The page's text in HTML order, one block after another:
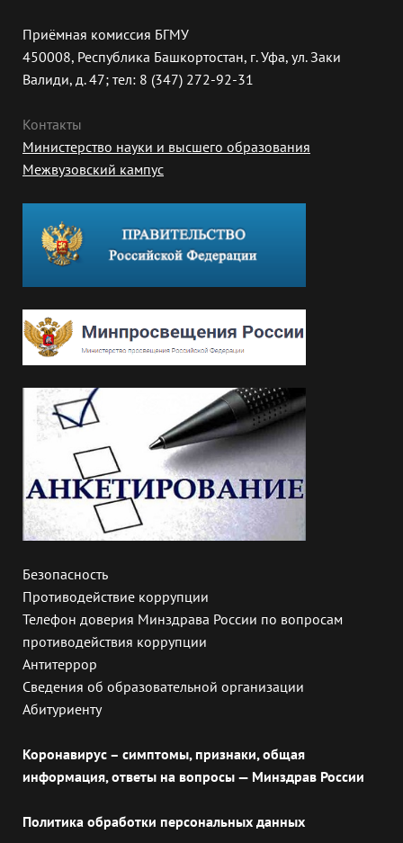
Приёмная комиссия БГМУ
450008, Республика Башкортостан, г. Уфа, ул. Заки
Валиди, д. 47; тел: 8 (347) 272-92-31
Контакты
Министерство науки и высшего образования
Межвузовский кампус
Безопасность
Противодействие коррупции
Телефон доверия Минздрава России по вопросам
противодействия коррупции
Антитеррор
Сведения об образовательной организации
Абитуриенту
Коронавирус – симптомы, признаки, общая
информация, ответы на вопросы — Минздрав России
Политика обработки персональных данных